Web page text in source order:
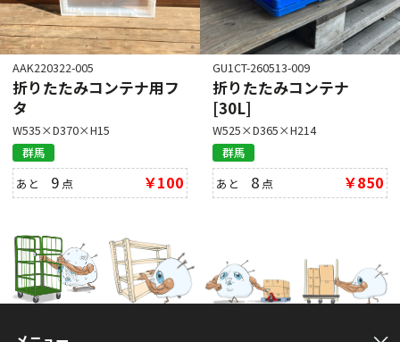
AAK220322-005
折りたたみコンテナ用フ
タ
W535×D370×H15
群馬
あと 9 点 ￥100
GU1CT-260513-009
折りたたみコンテナ
[30L]
W525×D365×H214
群馬
あと 8 点 ￥850